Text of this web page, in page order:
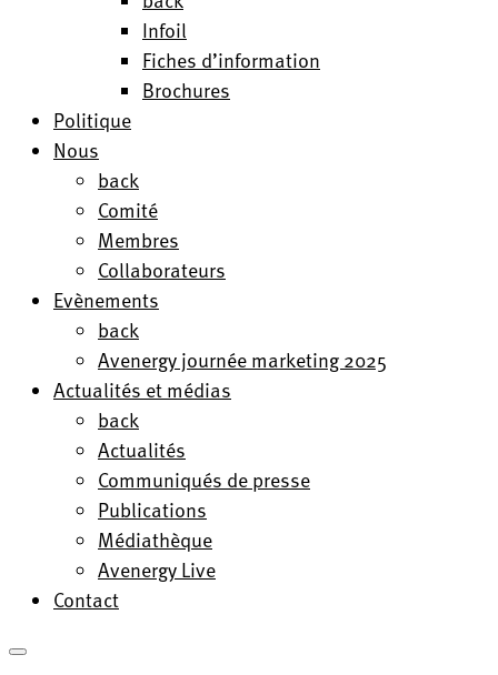
Infoil
Fiches d’information
Brochures
Politique
Nous
back
Comité
Membres
Collaborateurs
Evènements
back
Avenergy journée marketing 2025
Actualités et médias
back
Actualités
Communiqués de presse
Publications
Médiathèque
Avenergy Live
Contact